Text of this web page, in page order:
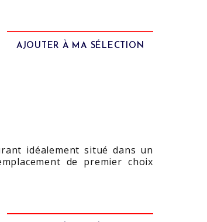
AJOUTER À MA SÉLECTION
idéalement situé dans un
de premier choix